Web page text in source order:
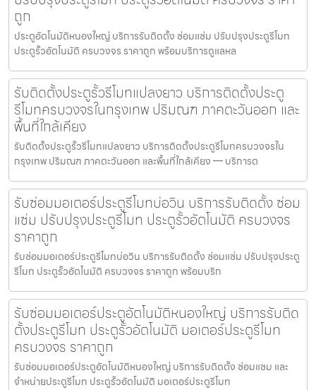
ถูก
ประตูอัตโนมัติหนองใหญ่ บริการรับติดตั้ง ซ่อมแซ่ม ปรับปรุงประตูรีโมท
ประตูรั้วอัตโนมัติ ครบวงจร ราคาถูก พร้อมบริการดูแลหล
รับติดตั้งประตูรั้วรีโมทแปลงยาว บริการติดตั้งประตู
รีโมทครบวงจรในกรุงเทพ ปริมณฑ ภาคตะวันออก และ
พื้นที่ใกล้เคียง
รับติดตั้งประตูรั้วรีโมทแปลงยาว บริการติดตั้งประตูรีโมทครบวงจรใน
กรุงเทพ ปริมณฑ ภาคตะวันออก และพื้นที่ใกล้เคียง — บริการต
รับซ่อมมอเตอร์ประตูรีโมทบ่อวิน บริการรับติดตั้ง ซ่อม
แซ่ม ปรับปรุงประตูรีโมท ประตูรั้วอัตโนมัติ ครบวงจร
ราคาถูก
รับซ่อมมอเตอร์ประตูรีโมทบ่อวิน บริการรับติดตั้ง ซ่อมแซ่ม ปรับปรุงประตู
รีโมท ประตูรั้วอัตโนมัติ ครบวงจร ราคาถูก พร้อมบริก
รับซ่อมมอเตอร์ประตูอัตโนมัติหนองใหญ่ บริการรับติด
ตั้งประตูรีโมท ประตูรั้วอัตโนมัติ มอเตอร์ประตูรีโมท
ครบวงจร ราคาถูก
รับซ่อมมอเตอร์ประตูอัตโนมัติหนองใหญ่ บริการรับติดตั้ง ซ่อมแซม และ
จำหน่ายประตูรีโมท ประตูรั้วอัตโนมัติ มอเตอร์ประตูรีโมท